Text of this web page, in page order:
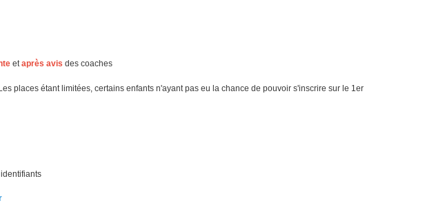
etaprès avis des coaches
places étant limitées, certains enfants n'ayant pas eu la chance de pouvoir s'inscrire sur le 1er